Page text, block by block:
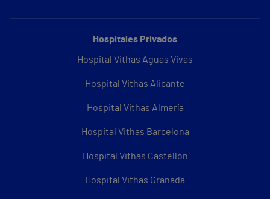
Hospitales Privados
Hospital Vithas Aguas Vivas
Hospital Vithas Alicante
Hospital Vithas Almería
Hospital Vithas Barcelona
Hospital Vithas Castellón
Hospital Vithas Granada